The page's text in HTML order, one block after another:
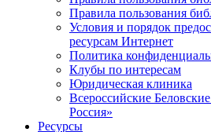
Правила пользования
Условия и порядок
ресурсам Интернет
Политика
Клубы по интересам
Юридическая клиника
Всероссийские
Россия»
Ресурсы